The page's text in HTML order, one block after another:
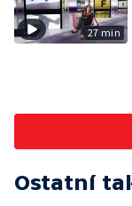
27 min
Ostatní